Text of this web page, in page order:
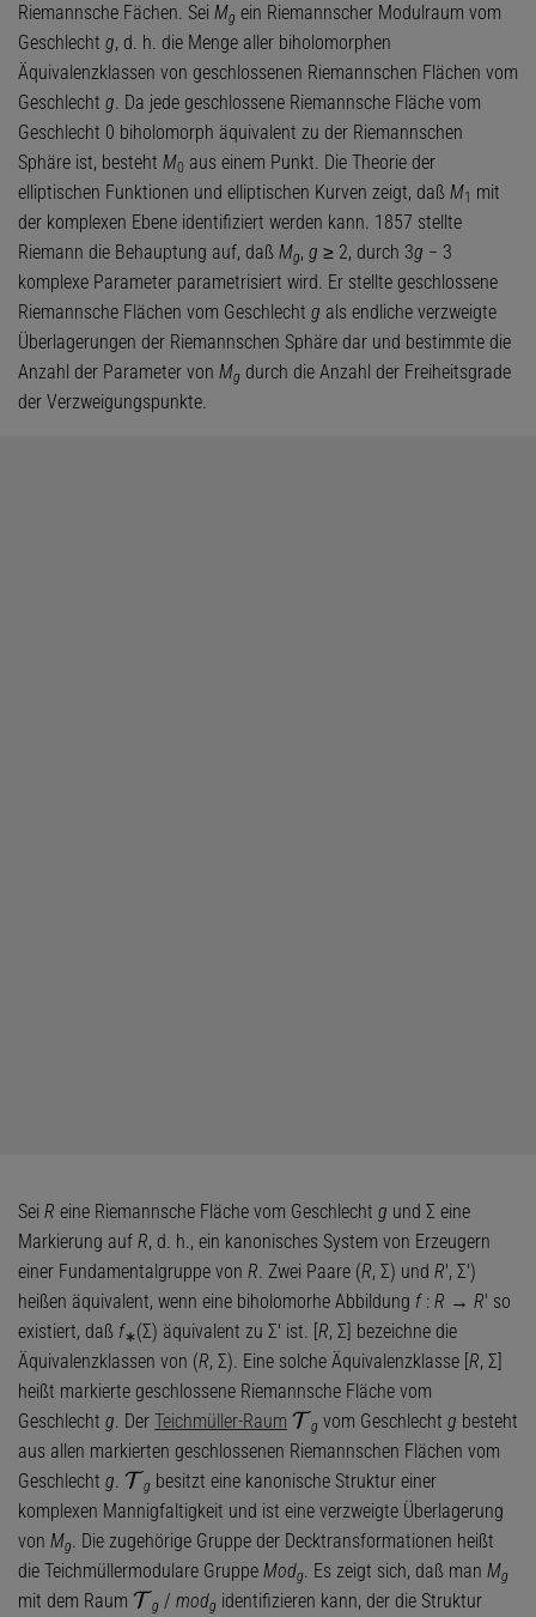
Riemannsche Fächen. Sei Mg ein Riemannscher Modulraum vom
Geschlecht g, d. h. die Menge aller biholomorphen
Äquivalenzklassen von geschlossenen Riemannschen Flächen vom
Geschlecht g. Da jede geschlossene Riemannsche Fläche vom
Geschlecht 0 biholomorph äquivalent zu der Riemannschen
Sphäre ist, besteht M0 aus einem Punkt. Die Theorie der
elliptischen Funktionen und elliptischen Kurven zeigt, daß M1 mit
der komplexen Ebene identifiziert werden kann. 1857 stellte
Riemann die Behauptung auf, daß Mg, g ≥ 2, durch 3g − 3
komplexe Parameter parametrisiert wird. Er stellte geschlossene
Riemannsche Flächen vom Geschlecht g als endliche verzweigte
Überlagerungen der Riemannschen Sphäre dar und bestimmte die
Anzahl der Parameter von Mg durch die Anzahl der Freiheitsgrade
der Verzweigungspunkte.
Sei R eine Riemannsche Fläche vom Geschlecht g und Σ eine
Markierung auf R, d. h., ein kanonisches System von Erzeugern
einer Fundamentalgruppe von R. Zwei Paare (R, Σ) und R′, Σ′)
heißen äquivalent, wenn eine biholomorhe Abbildung f: R → R′ so
existiert, daß f∗(Σ) äquivalent zu Σ′ ist. [R, Σ] bezeichne die
Äquivalenzklassen von (R, Σ). Eine solche Äquivalenzklasse [R, Σ]
heißt markierte geschlossene Riemannsche Fläche vom
Geschlecht g. Der Teichmüller-Raum T gvom Geschlecht g besteht
aus allen markierten geschlossenen Riemannschen Flächen vom
Geschlecht g. T gbesitzt eine kanonische Struktur einer
komplexen Mannigfaltigkeit und ist eine verzweigte Überlagerung
von Mg. Die zugehörige Gruppe der Decktransformationen heißt
die Teichmüllermodulare Gruppe Modg. Es zeigt sich, daß man Mg
mit dem Raum T g/ modgidentifizieren kann, der die Struktur